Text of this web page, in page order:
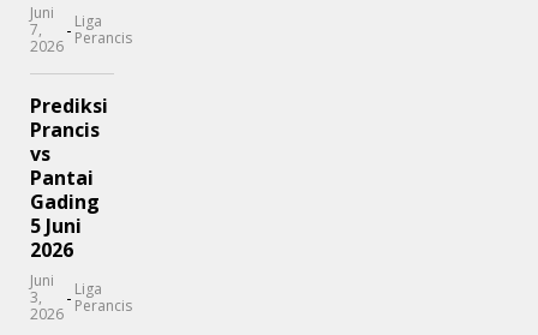
Juni
7,
2026
- Liga
Perancis
Prediksi
Prancis
vs
Pantai
Gading
5 Juni
2026
Juni
3,
2026
- Liga
Perancis